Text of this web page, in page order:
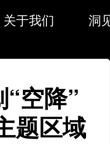
关于我们 洞
空降”
题区域